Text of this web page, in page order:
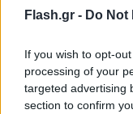
Flash.gr - Do
If you wish to opt-
processing of your
targeted advertising
section to confirm